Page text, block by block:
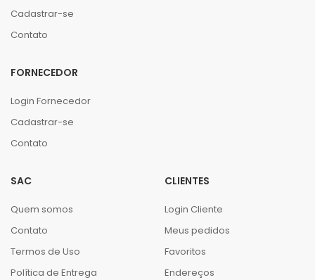
Cadastrar-se
Contato
FORNECEDOR
Login Fornecedor
Cadastrar-se
Contato
SAC
Quem somos
Contato
Termos de Uso
Política de Entrega
CLIENTES
Login Cliente
Meus pedidos
Favoritos
Endereços